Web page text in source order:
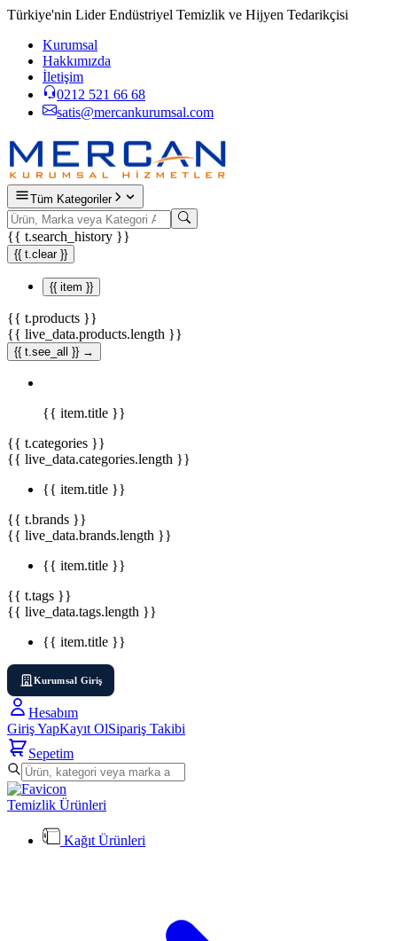
Türkiye'nin Lider Endüstriyel Temizlik ve Hijyen Tedarikçisi
Kurumsal
Hakkımızda
İletişim
0212 521 66 68
satis@mercankurumsal.com
Tüm Kategoriler
{{ t.search_history }}
{{ t.clear }}
{{ item }}
{{ t.products }}
{{ live_data.products.length }}
{{ t.see_all }} →
{{ item.title }}
{{ t.categories }}
{{ live_data.categories.length }}
{{ item.title }}
{{ t.brands }}
{{ live_data.brands.length }}
{{ item.title }}
{{ t.tags }}
{{ live_data.tags.length }}
{{ item.title }}
Kurumsal Giriş
Hesabım
Giriş YapKayıt OlSipariş Takibi
Sepetim
Temizlik Ürünleri
Kağıt Ürünleri